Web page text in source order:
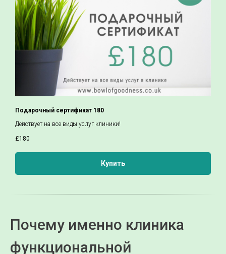
Подарочный сертификат 180
Действует на все виды услуг клиники!
£180
Купить
Почему именно клиника
функциональной